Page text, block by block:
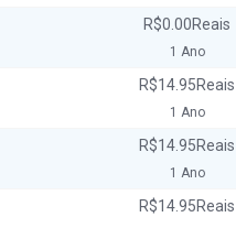
R$0.00Reais
1 Ano
R$14.95Reais
1 Ano
R$14.95Reais
1 Ano
R$14.95Reais